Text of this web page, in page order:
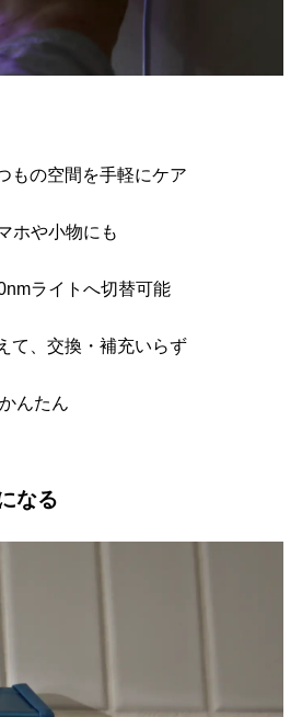
もの空間を手軽にケア
ホや小物にも
ライトへ切替可能
て、交換・補充いらず
んたん
なる